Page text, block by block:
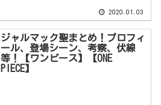
2020.01.03
ジャルマック聖まとめ！プロフィ
ール、登場シーン、考察、伏線
等！【ワンピース】【ONE
PIECE】